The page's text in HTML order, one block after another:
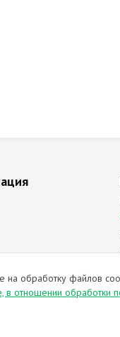
форму на сайте, вы
на обработку файлов
в отношении обработки